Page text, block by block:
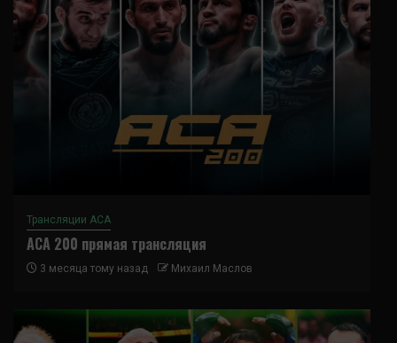
Трансляции ACA
ACA 200 прямая трансляция
3 месяца тому назад Михаил Маслов